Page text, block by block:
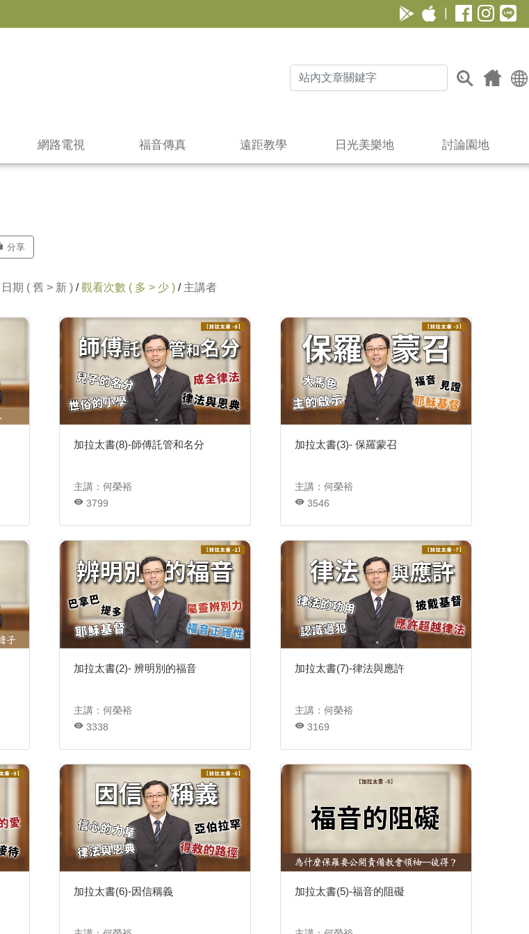
網路電視 福音傳真 遠距教學 日光美樂地 討論園地
分享
日期 ( 舊 > 新 )/觀看次數 ( 多 > 少 )/ 主講者
加拉太書(8)-師傅託管和名分
主講：何榮裕
3799
加拉太書(3)- 保羅蒙召
主講：何榮裕
3546
加拉太書(2)- 辨明別的福音
主講：何榮裕
3338
加拉太書(7)-律法與應許
主講：何榮裕
3169
加拉太書(6)-因信稱義 加拉太書(5)-福音的阻礙